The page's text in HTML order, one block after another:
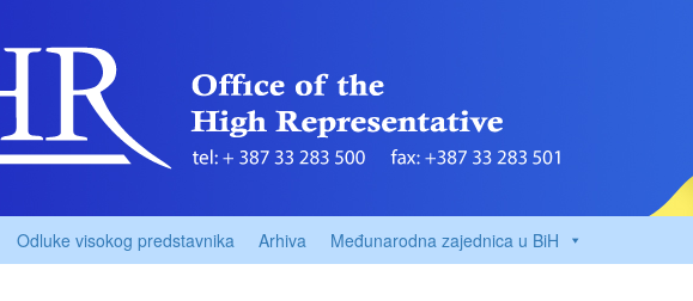
Odluke visokog predstavnika Arhiva Međunarodna zajednica u BiH